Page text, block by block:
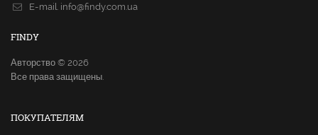
E-mail. info@findy.com.ua
FINDY
Авторство © 2026
Все права защищены.
ПОКУПАТЕЛЯМ